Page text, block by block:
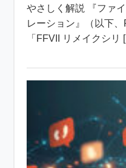
やさしく解説 『ファ
レーション』（以下、
「FFVII リメイクシリ